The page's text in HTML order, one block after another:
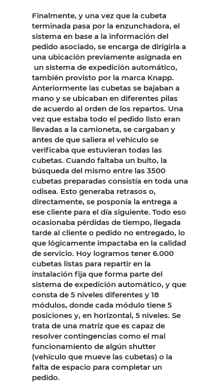
Finalmente, y una vez que la cubeta
terminada pasa por la enzunchadora, el
sistema en base a la información del
pedido asociado, se encarga de dirigirla a
una ubicación previamente asignada en
un sistema de expedición automático,
también provisto por la marca Knapp.
Anteriormente las cubetas se bajaban a
mano y se ubicaban en diferentes pilas
de acuerdo al orden de los repartos. Una
vez que estaba todo el pedido listo eran
llevadas a la camioneta, se cargaban y
antes de que saliera el vehículo se
verificaba que estuvieran todas las
cubetas. Cuando faltaba un bulto, la
búsqueda del mismo entre las 3500
cubetas preparadas consistía en toda una
odisea. Esto generaba retrasos o,
directamente, se posponía la entrega a
ese cliente para el día siguiente. Todo eso
ocasionaba pérdidas de tiempo, llegada
tarde al cliente o pedido no entregado, lo
que lógicamente impactaba en la calidad
de servicio. Hoy logramos tener 6.000
cubetas listas para repartir en la
instalación fija que forma parte del
sistema de expedición automático, y que
consta de 5 niveles diferentes y 18
módulos, donde cada módulo tiene 5
posiciones y, en horizontal, 5 niveles. Se
trata de una matriz que es capaz de
resolver contingencias como el mal
funcionamiento de algún shutter
(vehículo que mueve las cubetas) o la
falta de espacio para completar un
pedido.